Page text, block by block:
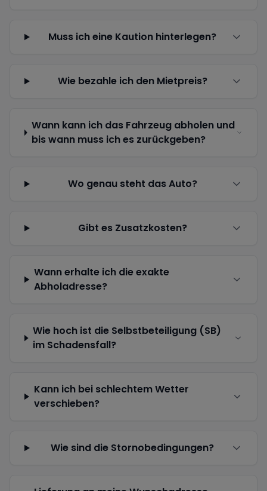
Muss ich eine Kaution hinterlegen?
Wie bezahle ich den Mietpreis?
Wann kann ich das Fahrzeug abholen und
bis wann muss ich es zurückgeben?
Wo genau steht das Auto?
Gibt es Zusatzkosten?
Wann erhalte ich die exakte
Abholadresse?
Wie hoch ist die Selbstbeteiligung (SB)
im Schadensfall?
Kann ich bei schlechtem Wetter
verschieben?
Wie sind die Stornobedingungen?